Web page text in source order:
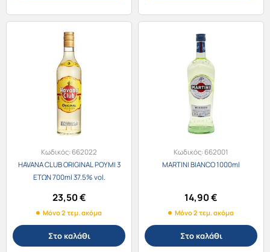
Κωδικός:662022
HAVANA CLUB ORIGINAL ΡΟΥΜΙ 3
ΕΤΩΝ 700ml 37.5% vol.
23,50€
Μόνο 2 τεμ. ακόμα
Στο καλάθι
Κωδικός:662001
MARTINI BIANCO 1000ml
14,90€
Μόνο 2 τεμ. ακόμα
Στο καλάθι